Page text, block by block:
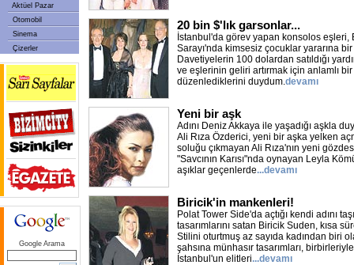
Aktüel Pazar
Otomobil
Sinema
Çizerler
Google Arama
20 bin $'lık garsonlar...
İstanbul'da görev yapan konsolos eşleri,
Sarayı'nda kimsesiz çocuklar yararına
Davetiyelerin 100 dolardan satıldığı
ve eşlerinin geliri artırmak için anlamlı bir
düzenlediklerini duydum.devamı
Yeni bir aşk
Adını Deniz Akkaya ile yaşadığı aşkla
Ali Rıza Özderici, yeni bir aşka yelken
soluğu çıkmayan Ali Rıza'nın yeni
"Savcının Karısı"nda oynayan Leyla
aşıklar geçenlerde...devamı
Biricik'in mankenleri!
Polat Tower Side'da açtığı kendi adını
tasarımlarını satan Biricik Suden, kısa
Stilini oturtmuş az sayıda kadından biri
şahsına münhasır tasarımları,
İstanbul'un elitleri...devamı